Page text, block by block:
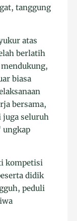
tanggung
atas
berlatih
biasa
bersama,
seluruh
ungkap
kompetisi
didik
peduli